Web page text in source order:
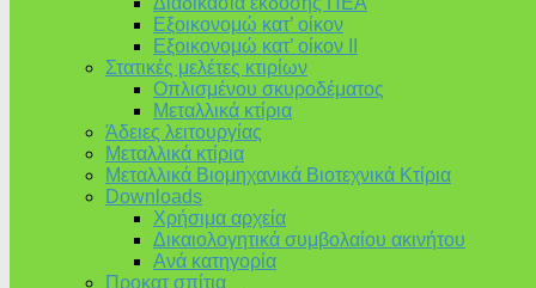
Εξοικονομώ κατ’ οίκoν
Εξοικονομώ κατ’ οίκον II
Στατικές μελέτες κτιρίων
Οπλισμένου σκυροδέματος
Μεταλλικά κτίρια
Άδειες λειτουργίας
Μεταλλικά κτίρια
Μεταλλικά Βιομηχανικά Βιοτεχνικά Κτίρια
Downloads
Χρήσιμα αρχεία
Δικαιολογητικά συμβολαίου ακινήτου
Ανά κατηγορία
Προκατ σπίτια